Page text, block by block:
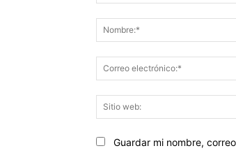
Guardar mi nombre,